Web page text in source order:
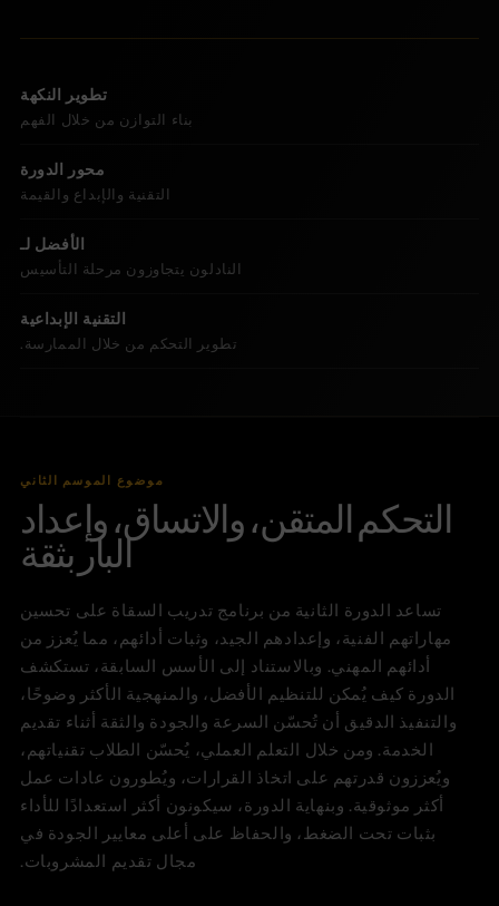
تطوير النكهة
بناء التوازن من خلال الفهم
محور الدورة
التقنية والإبداع والقيمة
الأفضل لـ
النادلون يتجاوزون مرحلة التأسيس
التقنية الإبداعية
تطوير التحكم من خلال الممارسة.
موضوع الموسم الثاني
التحكم المتقن، والاتساق، وإعداد
البار بثقة
تساعد الدورة الثانية من برنامج تدريب السقاة على تحسين
مهاراتهم الفنية، وإعدادهم الجيد، وثبات أدائهم، مما يُعزز من
أدائهم المهني. وبالاستناد إلى الأسس السابقة، تستكشف
الدورة كيف يُمكن للتنظيم الأفضل، والمنهجية الأكثر وضوحًا،
والتنفيذ الدقيق أن تُحسّن السرعة والجودة والثقة أثناء تقديم
الخدمة. ومن خلال التعلم العملي، يُحسّن الطلاب تقنياتهم،
ويُعززون قدرتهم على اتخاذ القرارات، ويُطورون عادات عمل
أكثر موثوقية. وبنهاية الدورة، سيكونون أكثر استعدادًا للأداء
بثبات تحت الضغط، والحفاظ على أعلى معايير الجودة في
مجال تقديم المشروبات.